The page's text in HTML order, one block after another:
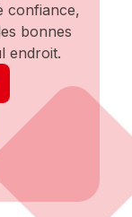
confiance,
bonnes
endroit.